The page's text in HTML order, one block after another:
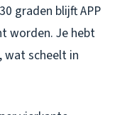
graden blijft APP
worden. Je hebt
wat scheelt in